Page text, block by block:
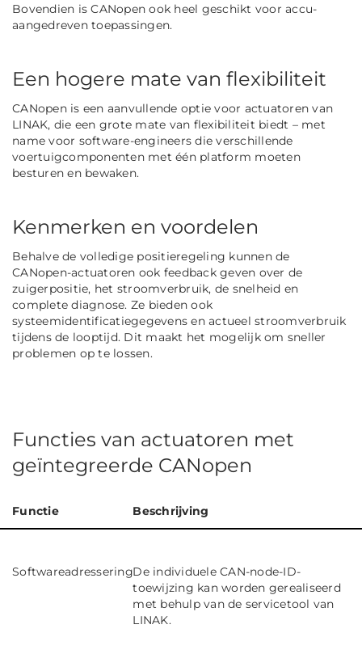
Bovendien is CANopen ook heel geschikt voor accu-
aangedreven toepassingen.
Een hogere mate van flexibiliteit
CANopen is een aanvullende optie voor actuatoren van
LINAK, die een grote mate van flexibiliteit biedt – met
name voor software-engineers die verschillende
voertuigcomponenten met één platform moeten
besturen en bewaken.
Kenmerken en voordelen
Behalve de volledige positieregeling kunnen de
CANopen-actuatoren ook feedback geven over de
zuigerpositie, het stroomverbruik, de snelheid en
complete diagnose. Ze bieden ook
systeemidentificatiegegevens en actueel stroomverbruik
tijdens de looptijd. Dit maakt het mogelijk om sneller
problemen op te lossen.
Functies van actuatoren met
geïntegreerde CANopen
Functie Beschrijving
SoftwareadresseringDe individuele CAN-node-ID-
toewijzing kan worden gerealiseerd
met behulp van de servicetool van
LINAK.